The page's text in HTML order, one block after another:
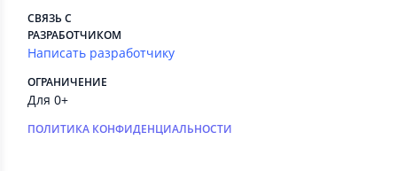
СВЯЗЬ С
РАЗРАБОТЧИКОМ
Написать разработчику
ОГРАНИЧЕНИЕ
Для 0+
ПОЛИТИКА КОНФИДЕНЦИАЛЬНОСТИ